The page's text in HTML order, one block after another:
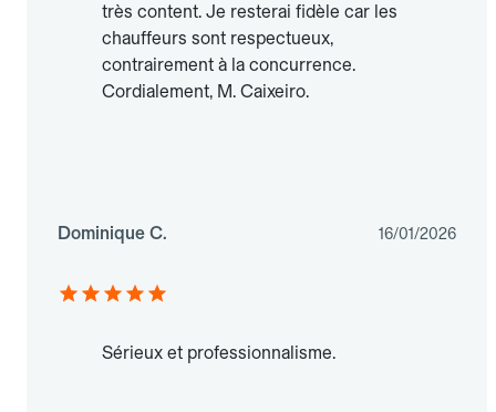
très content. Je resterai fidèle car les
chauffeurs sont respectueux,
contrairement à la concurrence.
Cordialement, M. Caixeiro.
Dominique C. 16/01/2026
Sérieux et professionnalisme.